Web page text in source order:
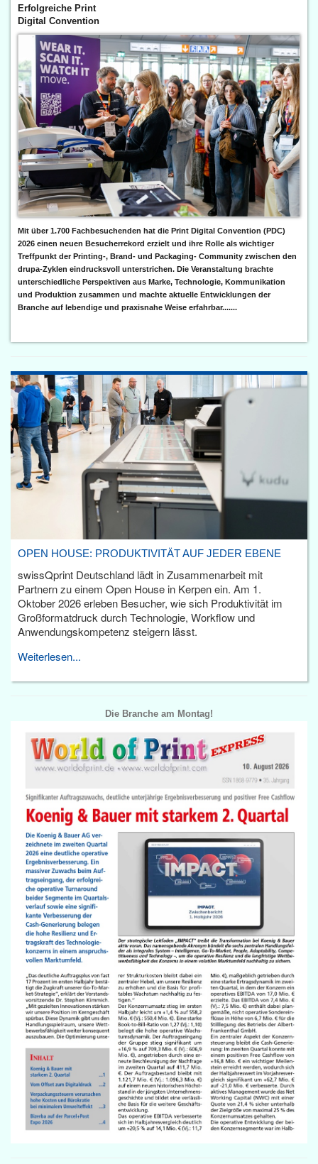
Erfolgreiche Print
Digital Convention
Mit über 1.700 Fachbesuchenden hat die Print Digital Convention (PDC)
2026 einen neuen Besucherrekord erzielt und ihre Rolle als wichtiger
Treffpunkt der Printing-, Brand- und Packaging- Community zwischen den
drupa-Zyklen eindrucksvoll unterstrichen. Die Veranstaltung brachte
unterschiedliche Perspektiven aus Marke, Technologie, Kommunikation
und Produktion zusammen und machte aktuelle Entwicklungen der
Branche auf lebendige und praxisnahe Weise erfahrbar.......
OPEN HOUSE: PRODUKTIVITÄT AUF JEDER EBENE
swissQprint Deutschland lädt in Zusammenarbeit mit
Partnern zu einem Open House in Kerpen ein. Am 1.
Oktober 2026 erleben Besucher, wie sich Produktivität im
Großformatdruck durch Technologie, Workflow und
Anwendungskompetenz steigern lässt.
Weiterlesen...
Die Branche am Montag!